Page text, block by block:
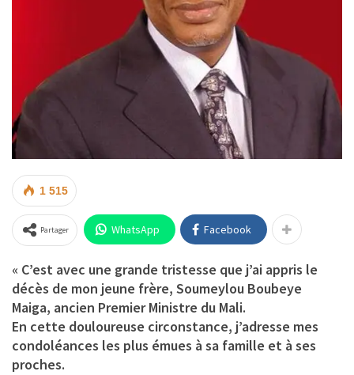
1 515
Partager WhatsApp Facebook
« C’est avec une grande tristesse que j’ai appris le
décès de mon jeune frère, Soumeylou Boubeye
Maiga, ancien Premier Ministre du Mali.
En cette douloureuse circonstance, j’adresse mes
condoléances les plus émues à sa famille et à ses
proches.